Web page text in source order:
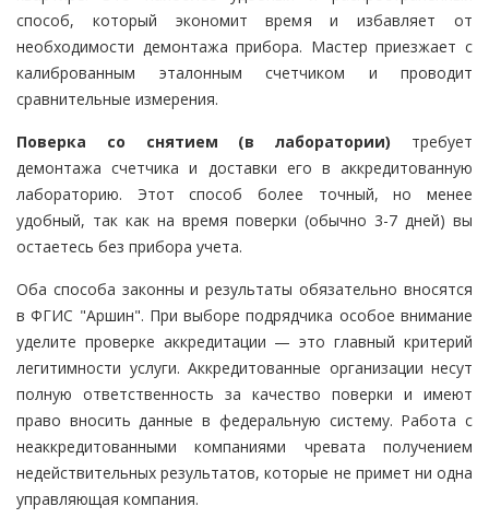
способ, который экономит время и избавляет от
необходимости демонтажа прибора. Мастер приезжает с
калиброванным эталонным счетчиком и проводит
сравнительные измерения.
Поверка со снятием (в лаборатории) требует
демонтажа счетчика и доставки его в аккредитованную
лабораторию. Этот способ более точный, но менее
удобный, так как на время поверки (обычно 3-7 дней) вы
остаетесь без прибора учета.
Оба способа законны и результаты обязательно вносятся
в ФГИС "Аршин". При выборе подрядчика особое внимание
уделите проверке аккредитации — это главный критерий
легитимности услуги. Аккредитованные организации несут
полную ответственность за качество поверки и имеют
право вносить данные в федеральную систему. Работа с
неаккредитованными компаниями чревата получением
недействительных результатов, которые не примет ни одна
управляющая компания.